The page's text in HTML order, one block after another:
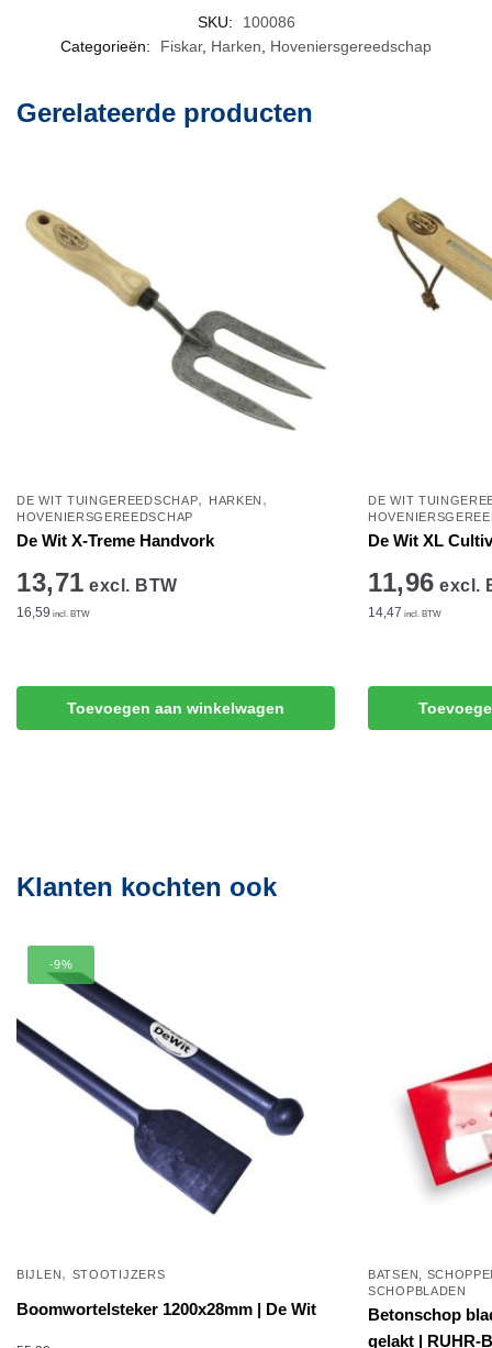
SKU:
100086
Categorieën:
Fiskar, Harken Hoveniersgereedschap
Gerelateerde producten
DE WIT TUINGEREEDSCHAP, HARKEN ,
HOVENIERSGEREEDSCHAP
De Wit X-Treme Handvork
13,71 excl. BTW
16,59 incl. BTW
Toevoegen aan winkelwagen
DE WIT
De Wit XL
11,96 excl.
14,47 incl. BTW
Klanten kochten ook
-9%
BIJLEN, STOOTIJZERS
Boomwortelsteker 1200x28mm | De Wit
BATSEN,
SCHOPBLADEN
Betonschop
gelakt | RUHR-